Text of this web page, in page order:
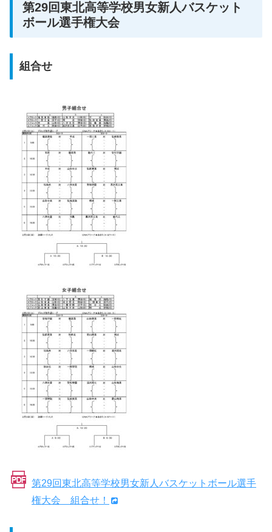
第29回東北高等学校男女新人バスケット
ボール選手権大会
組合せ
第29回東北高等学校男女新人バスケットボール選手
権大会 組合せ！